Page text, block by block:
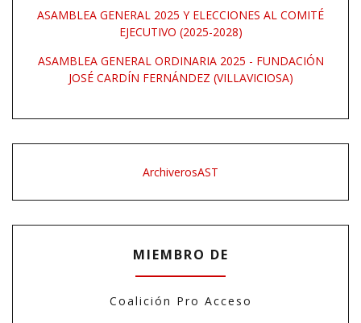
ASAMBLEA GENERAL 2025 Y ELECCIONES AL COMITÉ
EJECUTIVO (2025-2028)
ASAMBLEA GENERAL ORDINARIA 2025 - FUNDACIÓN
JOSÉ CARDÍN FERNÁNDEZ (VILLAVICIOSA)
ArchiverosAST
MIEMBRO DE
Coalición Pro Acceso